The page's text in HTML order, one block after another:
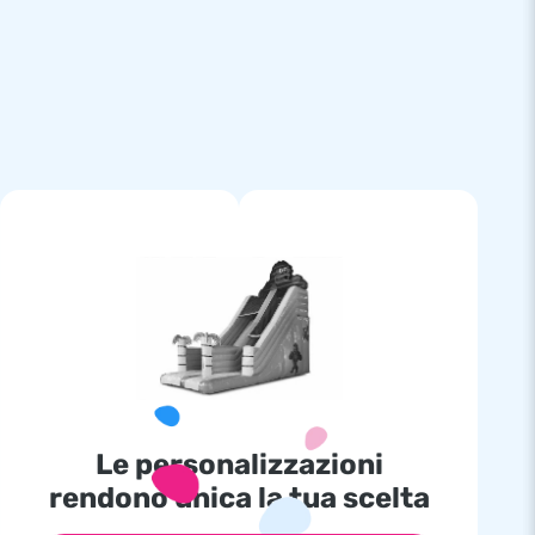
Le personalizzazioni
rendono unica la tua scelta